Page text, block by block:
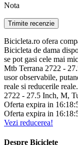
Nota
Bicicleta.ro ofera
Bicicleta de dama
se pot gasi cele mai
Mtb Terrana 2722 -
usor observabile,
reale si reducerile
2722 - 27.5 Inch, M,
Oferta expira in 16:18:
Oferta expira in 16:18:
Vezi reducerea!
Despre Biciclete